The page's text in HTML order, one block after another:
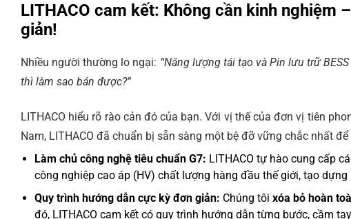
LITHACO cam kết: Không cần kinh
giản!
Nhiều người thường lo ngại: “Năng lượng tái tạo và Pin lưu trữ
thì làm sao bán được?”
LITHACO hiểu rõ rào cản đó của bạn. Với vị thế của đơn vị tiên
Nam, LITHACO đã chuẩn bị sẵn sàng một bệ đỡ vững chắc nhất
Làm chủ công nghệ tiêu chuẩn G7: LITHACO tự hào cung cấp
công nghiệp cao áp (HV) chất lượng hàng đầu thế giới, tạo
Quy trình hướng dẫn cực kỳ đơn giản: Chúng tôi xóa bỏ hoàn
đó, LITHACO cam kết có quy trình hướng dẫn từng bước, cầm